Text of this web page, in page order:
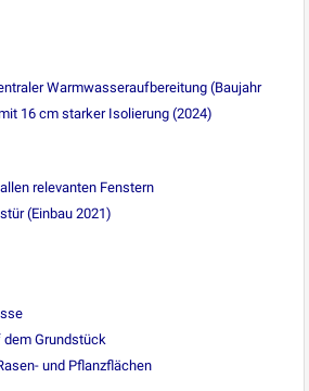
Warmwasseraufbereitung (Baujahr
16 cm starker Isolierung (2024)
relevanten Fenstern
(Einbau 2021)
dem Grundstück
und Pflanzflächen